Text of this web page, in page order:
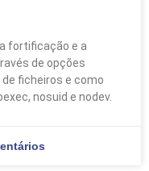
fortificação e a
de opções
ficheiros e como
nosuid e nodev.